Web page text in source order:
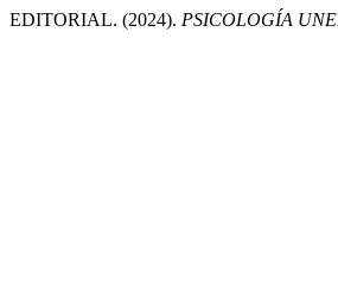
EDITORIAL. (2024). PSICOLOGÍA